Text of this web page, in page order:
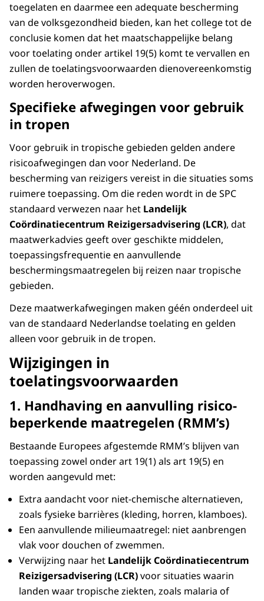
toegelaten en daarmee een adequate bescherming
van de volksgezondheid bieden, kan het college tot de
conclusie komen dat het maatschappelijke belang
voor toelating onder artikel 19(5) komt te vervallen en
zullen de toelatingsvoorwaarden dienovereenkomstig
worden heroverwogen.
Specifieke afwegingen voor gebruik
in tropen
Voor gebruik in tropische gebieden gelden andere
risicoafwegingen dan voor Nederland. De
bescherming van reizigers vereist in die situaties soms
ruimere toepassing. Om die reden wordt in de SPC
standaard verwezen naar het Landelijk
Coördinatiecentrum Reizigersadvisering (LCR), dat
maatwerkadvies geeft over geschikte middelen,
toepassingsfrequentie en aanvullende
beschermingsmaatregelen bij reizen naar tropische
gebieden.
Deze maatwerkafwegingen maken géén onderdeel uit
van de standaard Nederlandse toelating en gelden
alleen voor gebruik in de tropen.
Wijzigingen in
toelatingsvoorwaarden
1. Handhaving en aanvulling risico­
beperkende maatregelen (RMM’s)
Bestaande Europees afgestemde RMM’s blijven van
toepassing zowel onder art 19(1) als art 19(5) en
worden aangevuld met:
Extra aandacht voor niet-chemische alternatieven,
zoals fysieke barrières (kleding, horren, klamboes).
Een aanvullende milieumaatregel: niet aanbrengen
vlak voor douchen of zwemmen.
Verwijzing naar het Landelijk Coördinatiecentrum
Reizigersadvisering (LCR)voor situaties waarin
landen waar tropische ziekten, zoals malaria of